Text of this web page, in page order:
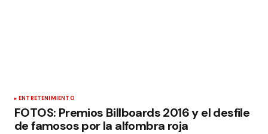
ENTRETENIMIENTO
FOTOS: Premios Billboards 2016 y el desfile
de famosos por la alfombra roja